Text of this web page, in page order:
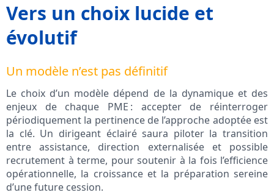
Vers un choix lucide et
évolutif
Un modèle n’est pas définitif
Le choix d’un modèle dépend de la dynamique et des
enjeux de chaque PME : accepter de réinterroger
périodiquement la pertinence de l’approche adoptée est
la clé. Un dirigeant éclairé saura piloter la transition
entre assistance, direction externalisée et possible
recrutement à terme, pour soutenir à la fois l’efficience
opérationnelle, la croissance et la préparation sereine
d’une future cession.